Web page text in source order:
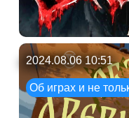
2024.08.06 10:51
Об играх и не